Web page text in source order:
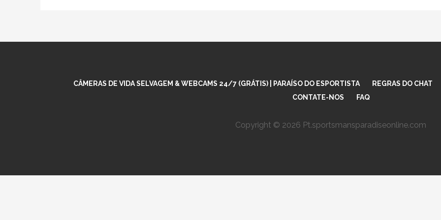
CÂMERAS DE VIDA SELVAGEM & WEBCAMS 24/7 (GRÁTIS) | PARAÍSO DO ESPORTISTA
REGRAS DO CHAT
CONTATE-NOS
FAQ
Copyright © 2026 Pt.sportsmansparadiseonline.com